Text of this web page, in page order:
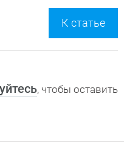
К статье
, чтобы оставить